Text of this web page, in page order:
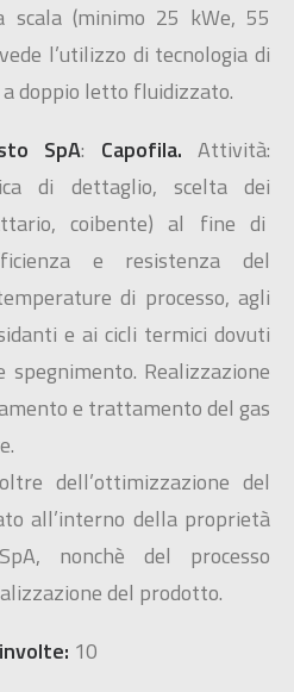
scala (minimo 25 kWe, 55
l’utilizzo di tecnologia di
doppio letto fluidizzato.
SpA: Capofila. Attività:
di dettaglio, scelta dei
coibente) al fine di
e resistenza del
di processo, agli
e ai cicli termici dovuti
Realizzazione
e trattamento del gas
dell’ottimizzazione del
all’interno della proprietà
nonchè del processo
del prodotto.
10